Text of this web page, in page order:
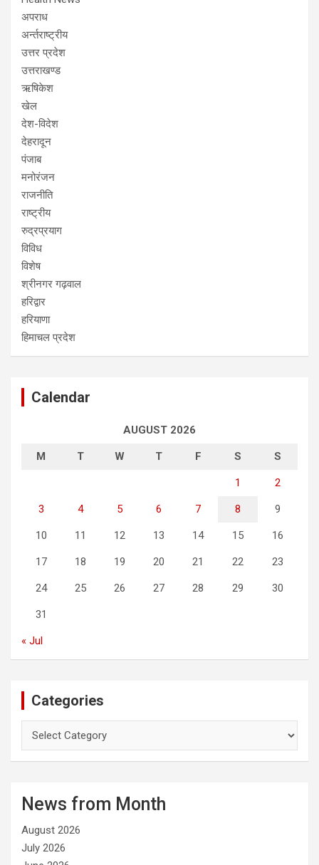
अपराध
अर्न्तराष्ट्रीय
उत्तर प्रदेश
उत्तराखण्ड
ऋषिकेश
खेल
देश-विदेश
देहरादून
पंजाब
मनोरंजन
राजनीति
राष्ट्रीय
रुद्रप्रयाग
विविध
विशेष
श्रीनगर गढ़वाल
हरिद्वार
हरियाणा
हिमाचल प्रदेश
Calendar
AUGUST 2026
M T W T F S S
1 2
3 4 5 6 7 8 9
10 11 12 13 14 15 16
17 18 19 20 21 22 23
24 25 26 27 28 29 30
31
« Jul
Categories
o
i
e
s
News from Month
August 2026
July 2026